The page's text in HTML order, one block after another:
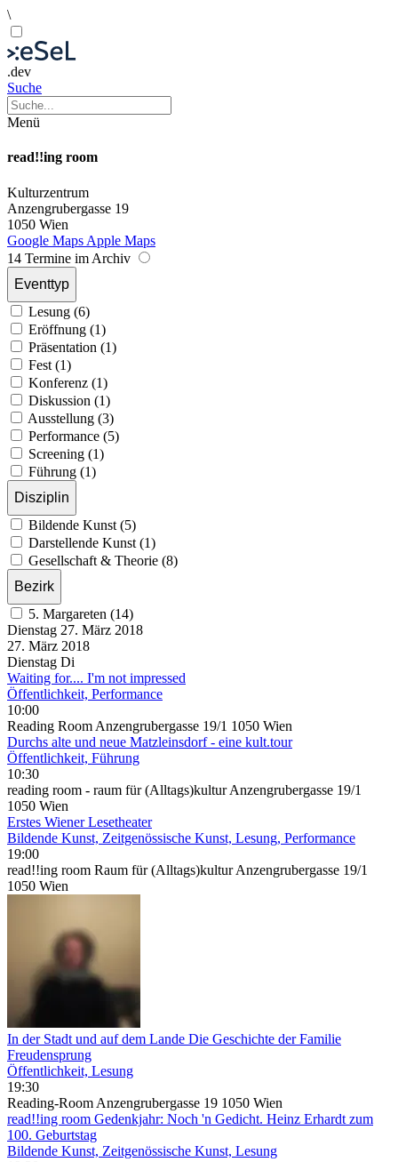
\
.dev
Suche
Menü
read!!ing room
Kulturzentrum
Anzengrubergasse 19
1050 Wien
Google Maps Apple Maps
14 Termine im Archiv
Eventtyp
Lesung (6)
Eröffnung (1)
Präsentation (1)
Fest (1)
Konferenz (1)
Diskussion (1)
Ausstellung (3)
Performance (5)
Screening (1)
Führung (1)
Disziplin
Bildende Kunst (5)
Darstellende Kunst (1)
Gesellschaft & Theorie (8)
Bezirk
5. Margareten (14)
Dienstag 27. März 2018
27. März 2018
Dienstag Di
Waiting for.... I'm not impressed
Öffentlichkeit, Performance
10:00
Reading Room Anzengrubergasse 19/1 1050 Wien
Durchs alte und neue Matzleinsdorf - eine kult.tour
Öffentlichkeit, Führung
10:30
reading room - raum für (Alltags)kultur Anzengrubergasse 19/1
1050 Wien
Erstes Wiener Lesetheater
Bildende Kunst, Zeitgenössische Kunst, Lesung, Performance
19:00
read!!ing room Raum für (Alltags)kultur Anzengrubergasse 19/1
1050 Wien
In der Stadt und auf dem Lande Die Geschichte der Familie
Freudensprung
Öffentlichkeit, Lesung
19:30
Reading-Room Anzengrubergasse 19 1050 Wien
read!!ing room Gedenkjahr: Noch 'n Gedicht. Heinz Erhardt zum
100. Geburtstag
Bildende Kunst, Zeitgenössische Kunst, Lesung